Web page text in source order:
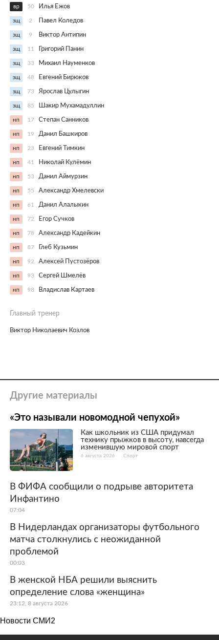
вр 50 Илья Ежов
зщ 2 Павел Коледов
зщ 9 Виктор Антипин
зщ 11 Григорий Панин
зщ 33 Михаил Науменков
зщ 48 Евгений Бирюков
зщ 73 Ярослав Цулыгин
зщ 85 Шакир Мухамадуллин
нп 17 Степан Санников
нп 19 Данил Башкиров
нп 23 Евгений Тимкин
нп 41 Николай Кулёмин
нп 53 Данил Аймурзин
нп 55 Александр Хмелевски
нп 61 Данил Алалыкин
нп 72 Егор Сучков
нп 78 Александр Кадейкин
нп 87 Глеб Кузьмин
нп 92 Алексей Пустозёров
нп 93 Сергей Шмелёв
нп 98 Владислав Картаев
Главный тренер
Виктор Николаевич Козлов
Другие материалы
«Это называли новомодной чепухой»
Как школьник из США придумал
технику прыжков в высоту, навсегда
изменившую мировой спорт
6 августа 2026 Спорт
В ФИФА сообщили о подрыве авторитета
Инфантино
07:04
В Нидерландах организаторы футбольного
матча столкнулись с неожиданной
проблемой
00:03
В женской НБА решили выяснить
определение слова «женщина»
23:12, 8 августа 2026
Новости СМИ2